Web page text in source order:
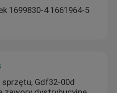
1699830-4 1661964-5
Gdf32-00d